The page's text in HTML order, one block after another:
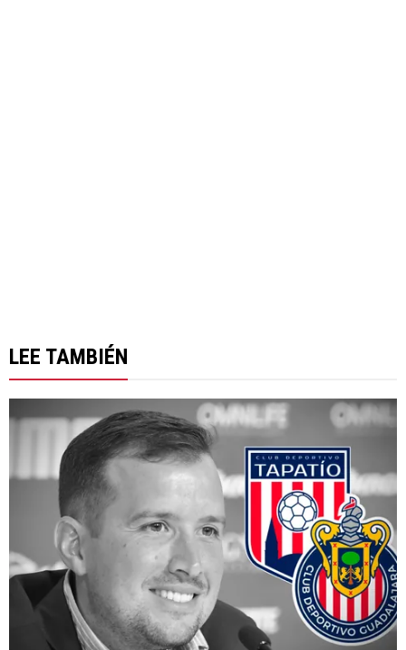
LEE TAMBIÉN